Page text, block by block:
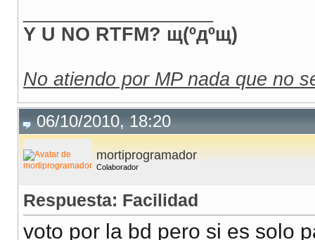
Y U NO RTFM? щ(ºдºщ)
No atiendo por MP nada que no
06/10/2010, 18:20
mortiprogramador
Colaborador
Respuesta: Facilidad
voto por la bd pero si es solo